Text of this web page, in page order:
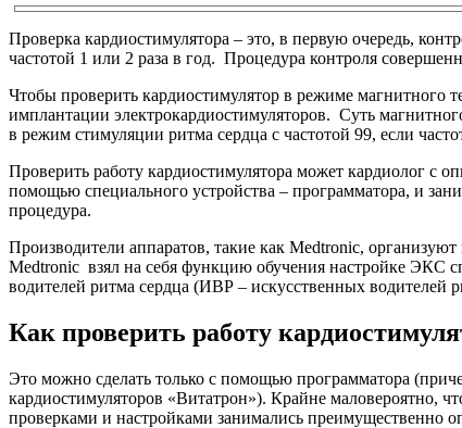
Проверка кардиостимулятора – это, в первую очередь,
частотой 1 или 2 раза в год. Процедура контроля
Чтобы проверить кардиостимулятор в режиме магнитного
имплантации электрокардиостимуляторов. Суть
в режим стимуляции ритма сердца с частотой 99, если
Проверить работу кардиостимулятора может кардиолог с
помощью специального устройства – программатора, и
процедура.
Производители аппаратов, такие как Medtronic,
Medtronic взял на себя функцию обучения настройке ЭКС
водителей ритма сердца (ИВР – искусственных водителей
Как проверить работу
Это можно сделать только с помощью программатора
кардиостимуляторов «Витатрон»). Крайне маловероятно,
проверками и настройками занимались преимущественно